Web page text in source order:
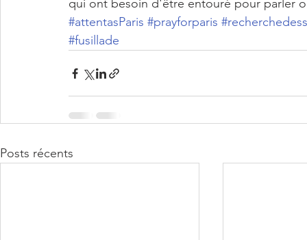
qui ont besoin d'être entouré pour parler
#attentasParis #prayforparis
#fusillade
Posts récents